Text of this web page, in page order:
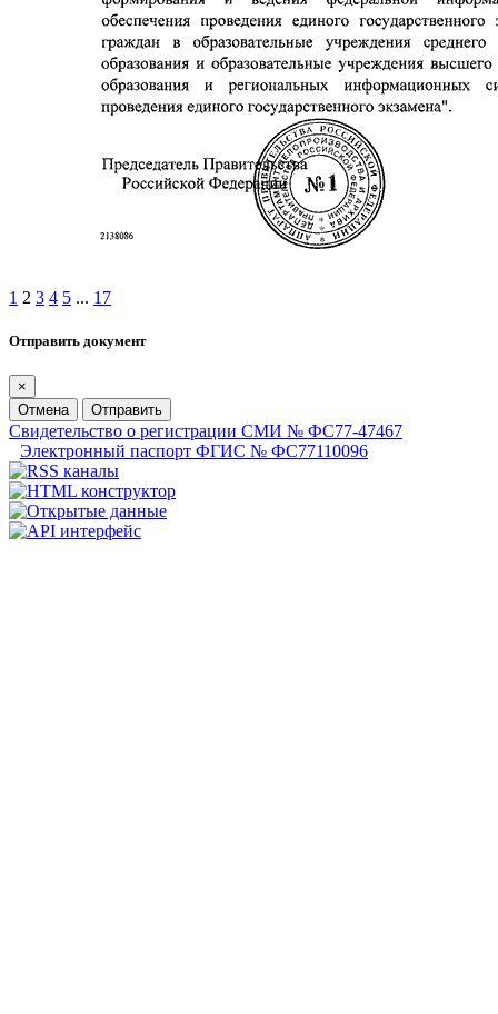
1 2 3 4 5 ... 17
Отправить документ
×
Отмена
Отправить
Свидетельство о регистрации СМИ № ФС77-47467
Электронный паспорт ФГИС № ФС77110096